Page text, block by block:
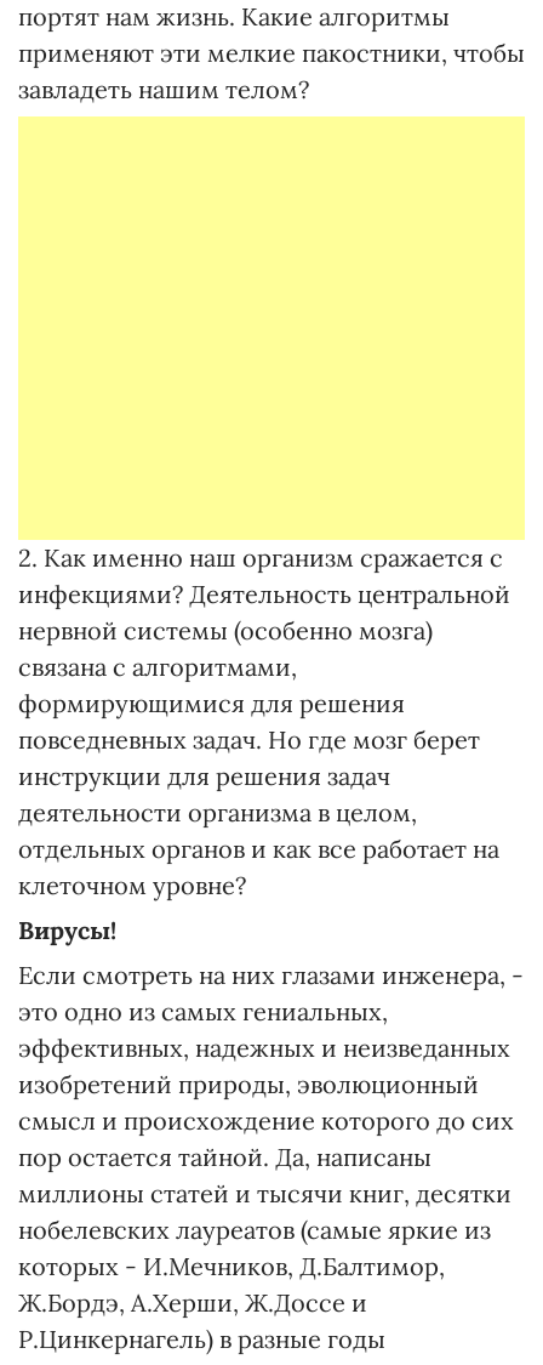
портят нам жизнь. Какие алгоритмы
применяют эти мелкие пакостники, чтобы
завладеть нашим телом?
2. Как именно наш организм сражается с
инфекциями? Деятельность центральной
нервной системы (особенно мозга)
связана с алгоритмами,
формирующимися для решения
повседневных задач. Но где мозг берет
инструкции для решения задач
деятельности организма в целом,
отдельных органов и как все работает на
клеточном уровне?
Вирусы!
Если смотреть на них глазами инженера, -
это одно из самых гениальных,
эффективных, надежных и неизведанных
изобретений природы, эволюционный
смысл и происхождение которого до сих
пор остается тайной. Да, написаны
миллионы статей и тысячи книг, десятки
нобелевских лауреатов (самые яркие из
которых - И.Мечников, Д.Балтимор,
Ж.Бордэ, А.Херши, Ж.Доссе и
Р.Цинкернагель) в разные годы